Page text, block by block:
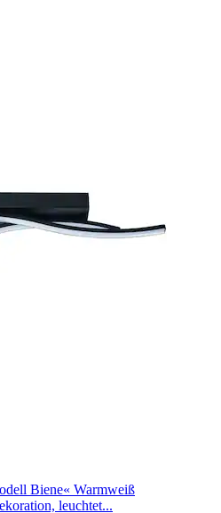
Biene« Warmweiß
leuchtet...